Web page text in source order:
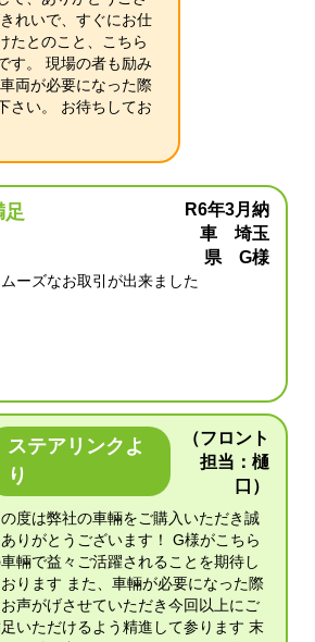
れいで、すぐにお仕
たとのこと、こちら
す。 現場の者も励み
両が必要になった際
さい。 お待ちしてお
足
R6年3月納
車 埼玉
県 G様
ムーズなお取引が出来ました
ステアリンクよ
り
（フロント
担当：樋
口）
の度は弊社の車輛をご購入いただき誠
りがとうございます！ G様がこちら
輛で益々ご活躍されることを期待し
ります また、車輛が必要になった際
声がげさせていただき今回以上にご
いただけるよう精進して参ります 末